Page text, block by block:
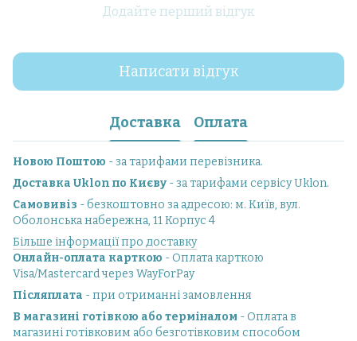
Додайте перший відгук
Написати відгук
Доставка Оплата
Новою Поштою - за тарифами перевізника.
Доставка Uklon по Києву - за тарифами сервісу Uklon.
Самовивіз - безкоштовно за адресою: м. Київ, вул.
Оболонська набережна, 11 Корпус 4
Більше інформації про доставку
Онлайн-оплата карткою - Оплата карткою
Visa/Mastercard через WayForPay
Післяплата - при отриманні замовлення
В магазині готівкою або терміналом - Оплата в
магазині готівковим або безготівковим способом